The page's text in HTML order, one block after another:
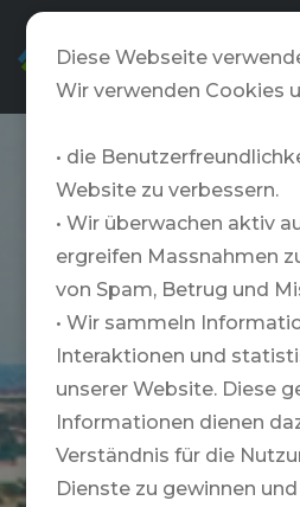
Diese Webseite
Wir verwenden Cookies
• die
Website zu verbessern.
• Wir überwachen aktiv
ergreifen Massnahmen
von Spam, Betrug und
• Wir sammeln
Interaktionen und
unserer Website. Diese
Informationen dienen
Verständnis für die
Dienste zu gewinnen